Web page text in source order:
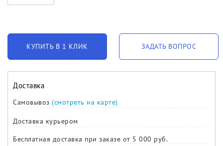
КУПИТЬ В 1 КЛИК ЗАДАТЬ ВОПРОС
Доставка
Самовывоз (смотреть на карте)
Доставка курьером
Бесплатная доставка при заказе от 5 000 руб.